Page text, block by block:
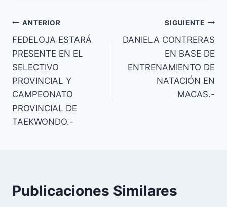
ANTERIOR
FEDELOJA ESTARÁ
PRESENTE EN EL
SELECTIVO
PROVINCIAL Y
CAMPEONATO
PROVINCIAL DE
TAEKWONDO.-
SIGUIENTE
DANIELA CONTRERAS
EN BASE DE
ENTRENAMIENTO DE
NATACIÓN EN
MACAS.-
Publicaciones Similares